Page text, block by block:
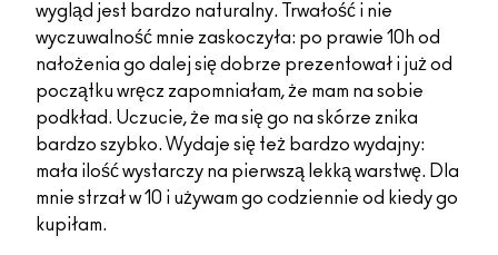
wygląd jest bardzo naturalny. Trwałość i nie
wyczuwalność mnie zaskoczyła: po prawie 10h od
nałożenia go dalej się dobrze prezentował i już od
początku wręcz zapomniałam, że mam na sobie
podkład. Uczucie, że ma się go na skórze znika
bardzo szybko. Wydaje się też bardzo wydajny:
mała ilość wystarczy na pierwszą lekką warstwę. Dla
mnie strzał w 10 i używam go codziennie od kiedy go
kupiłam.